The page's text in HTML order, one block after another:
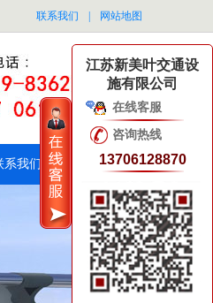
联系我们 网站地图
系我们
江苏新美叶交通设
施有限公司
在线客服
咨询热线
13706128870